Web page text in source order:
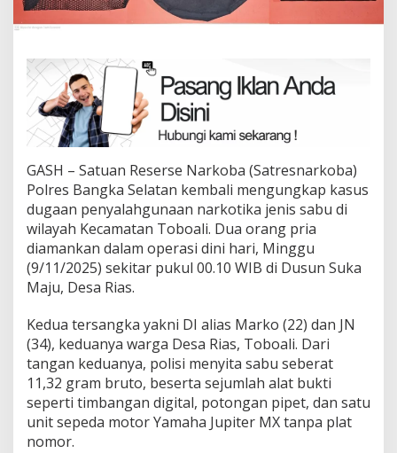
GASH – Satuan Reserse Narkoba (Satresnarkoba)
Polres Bangka Selatan kembali mengungkap kasus
dugaan penyalahgunaan narkotika jenis sabu di
wilayah Kecamatan Toboali. Dua orang pria
diamankan dalam operasi dini hari, Minggu
(9/11/2025) sekitar pukul 00.10 WIB di Dusun Suka
Maju, Desa Rias.
Kedua tersangka yakni DI alias Marko (22) dan JN
(34), keduanya warga Desa Rias, Toboali. Dari
tangan keduanya, polisi menyita sabu seberat
11,32 gram bruto, beserta sejumlah alat bukti
seperti timbangan digital, potongan pipet, dan satu
unit sepeda motor Yamaha Jupiter MX tanpa plat
nomor.